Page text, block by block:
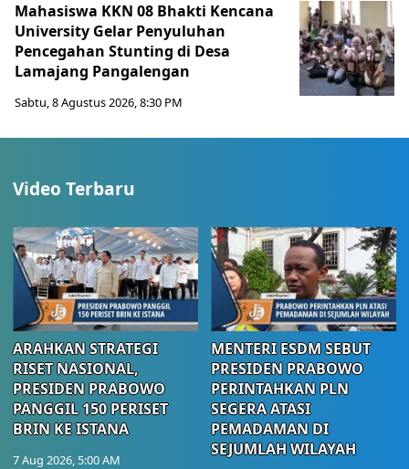
Mahasiswa KKN 08 Bhakti Kencana
University Gelar Penyuluhan
Pencegahan Stunting di Desa
Lamajang Pangalengan
Sabtu, 8 Agustus 2026, 8:30 PM
Video Terbaru
ARAHKAN STRATEGI
RISET NASIONAL,
PRESIDEN PRABOWO
PANGGIL 150 PERISET
BRIN KE ISTANA
7 Aug 2026, 5:00 AM
MENTERI ESDM SEBUT
PRESIDEN PRABOWO
PERINTAHKAN PLN
SEGERA ATASI
PEMADAMAN DI
SEJUMLAH WILAYAH